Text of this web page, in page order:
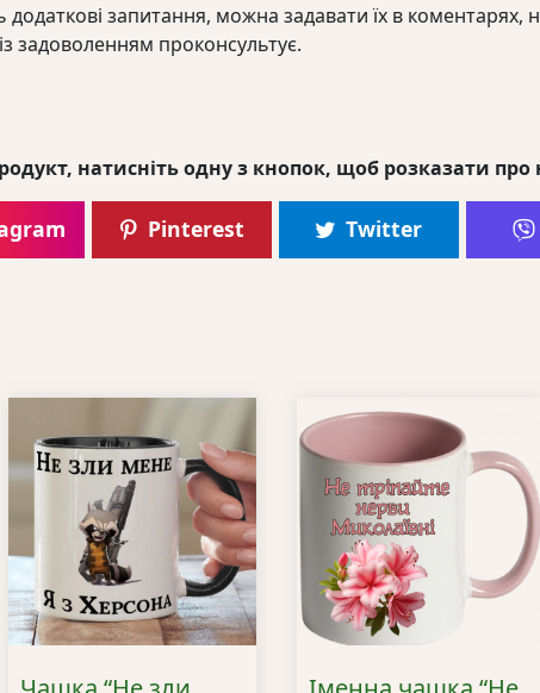
запитання, можна задавати їх в коментарях,
задоволенням проконсультує.
натисніть одну з кнопок, щоб розказати
Pinterest Twitter